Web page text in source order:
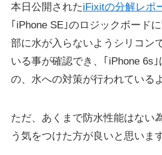
本日公開されたiFixitの分解レポ
｢iPhone SE｣のロジックボード
部に水が入らないようシリコン
いる事が確認でき、｢iPhone 6s
の、水への対策が行われている
ただ、あくまで防水性能はない
う気をつけた方が良いと思います